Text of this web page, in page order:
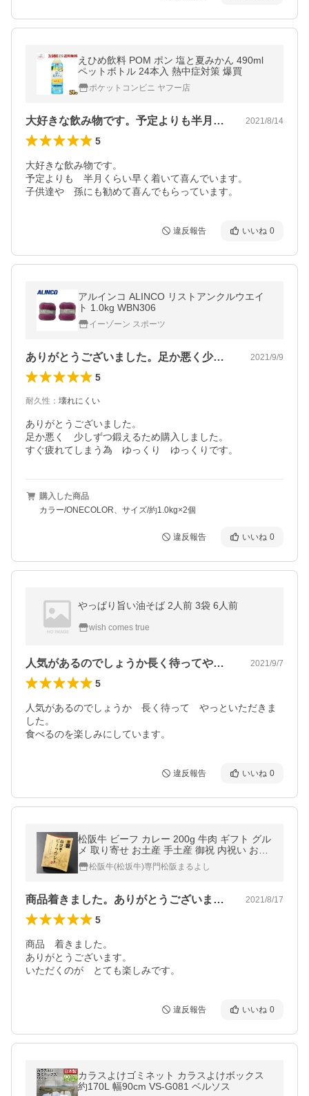
えひめ飲料 POM ポン 塩と夏みかん 490ml
ペットボトル 24本入 熱中症対策 爆買
ポケットコンビニ ヤフー店
大好きな飲み物です。予定よりも半月くら… 2021/8/14
5
大好きな飲み物です。
予定よりも　半月くらい早く着いて喜んでいます。
子供達や　孫にも勧めて喜んでもらっています。
違反報告 いいね 0
アルインコ ALINCO リストアンクルウエイ
ト 1.0kg WBN306
イーゾーン スポーツ
ありがとうございました。足か悪く少しず… 2021/9/9
5
耐久性 ： 壊れにくい
ありがとうございました。
足か悪く　少しずつ鍛えるため購入しました。
すぐ疲れてしまう為　ゆっくり　ゆっくりです。
購入した商品
カラー/ONECOLOR、サイズ/約1.0kg×2個
違反報告 いいね 0
やっぱり旨い油そば 2人前 3袋 6人前
wish comes true
人気があるのでしょうか長く待ってやっと… 2021/9/7
5
人気があるのでしょうか　長く待って　やっといただきま
した。
食べるのを楽しみにしています。
違反報告 いいね 0
松阪牛 ビーフ カレー 200g 牛肉 ギフト グル
メ 取り寄せ お土産 手土産 御祝 内祝い お祝
い 松阪まるよし 2026
松阪牛(松坂牛)専門松阪まるよし
商品着きました。ありがとうございます。… 2021/8/17
5
商品　着きました。
ありがとうございます。
いただくのが　とても楽しみです。
違反報告 いいね 0
カラスよけゴミネット カラスよけボックス
約170L 幅90cm VS-G081 ベルソス